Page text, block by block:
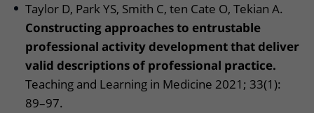
Taylor D, Park YS, Smith C, ten Cate O, Tekian A.
Constructing approaches to entrustable
professional activity development that deliver
valid descriptions of professional practice.
Teaching and Learning in Medicine 2021; 33(1):
89–97.